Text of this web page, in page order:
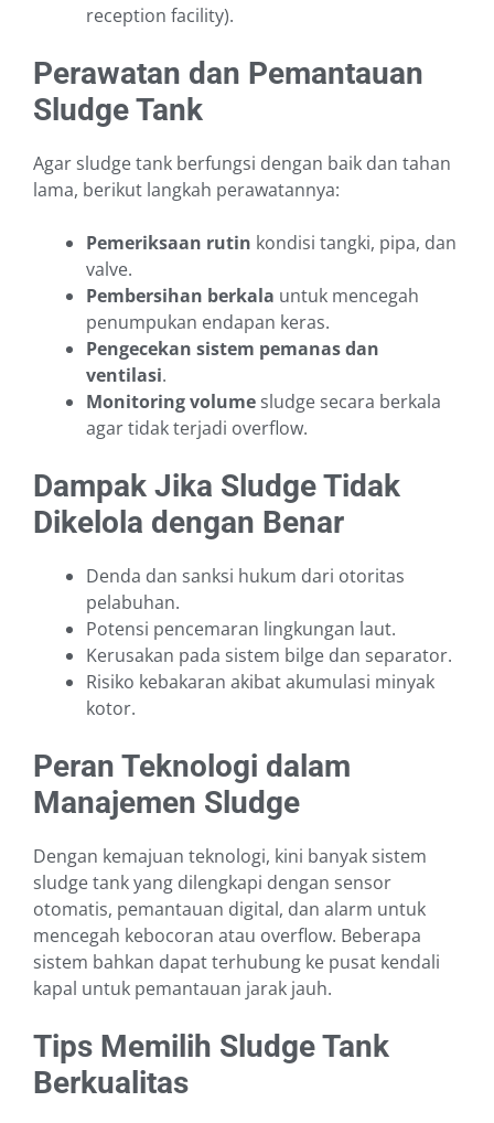
reception facility).
Perawatan dan Pemantauan
Sludge Tank
Agar sludge tank berfungsi dengan baik dan tahan
lama, berikut langkah perawatannya:
Pemeriksaan rutin kondisi tangki, pipa, dan
valve.
Pembersihan berkala untuk mencegah
penumpukan endapan keras.
Pengecekan sistem pemanas dan
ventilasi.
Monitoring volume sludge secara berkala
agar tidak terjadi overflow.
Dampak Jika Sludge Tidak
Dikelola dengan Benar
Denda dan sanksi hukum dari otoritas
pelabuhan.
Potensi pencemaran lingkungan laut.
Kerusakan pada sistem bilge dan separator.
Risiko kebakaran akibat akumulasi minyak
kotor.
Peran Teknologi dalam
Manajemen Sludge
Dengan kemajuan teknologi, kini banyak sistem
sludge tank yang dilengkapi dengan sensor
otomatis, pemantauan digital, dan alarm untuk
mencegah kebocoran atau overflow. Beberapa
sistem bahkan dapat terhubung ke pusat kendali
kapal untuk pemantauan jarak jauh.
Tips Memilih Sludge Tank
Berkualitas